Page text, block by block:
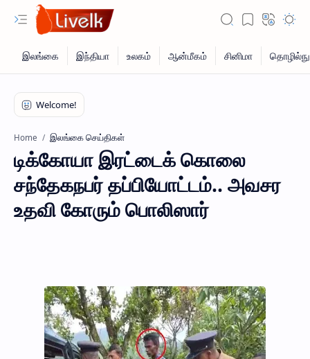
Home இலங்கை செய்திகள்
டிக்கோயா இரட்டைக் கொலை
சந்தேகநபர் தப்பியோட்டம்.. அவசர
உதவி கோரும் பொலிஸார்